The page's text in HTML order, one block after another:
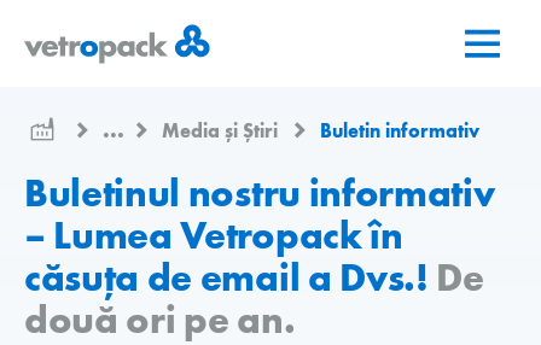
pornire
...
Media și Știri Buletin informativ
Buletinul nostru informativ
– Lumea Vetropack în
căsuța de email a Dvs.! De
două ori pe an.